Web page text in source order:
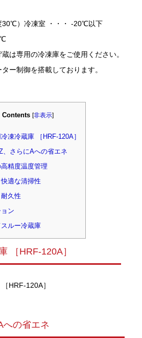
30℃）冷凍室 ・・・ -20℃以下
は専用の冷凍庫をご使用ください。
ー制御を搭載しております。
Contents [非表示]
凍冷蔵庫 ［HRF-120A］
さらにAへの省エネ
精度温度管理
適な清掃性
久性
ン
ルー冷蔵庫
［HRF-120A］
への省エネ